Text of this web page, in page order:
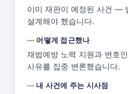
이미 재판이 예정된 사건 —
설계해야 했습니다.
어떻게 접근했나
재범예방 노력 지원과 변호
사유를 집중 변론했습니다.
내 사건에 주는 시사점